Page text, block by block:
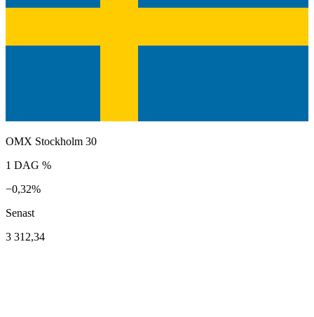
OMX Stockholm 30
1 DAG %
−0,32%
Senast
3 312,34